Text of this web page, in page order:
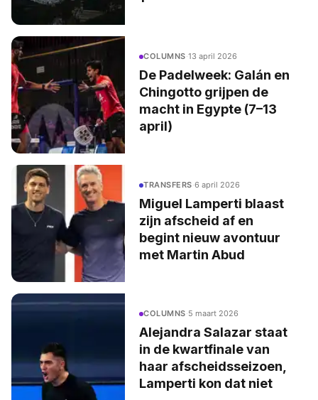
COLUMNS·13 april 2026
De Padelweek: Galán en
Chingotto grijpen de
macht in Egypte (7–13
april)
TRANSFERS·6 april 2026
Miguel Lamperti blaast
zijn afscheid af en
begint nieuw avontuur
met Martin Abud
COLUMNS·5 maart 2026
Alejandra Salazar staat
in de kwartfinale van
haar afscheidsseizoen,
Lamperti kon dat niet